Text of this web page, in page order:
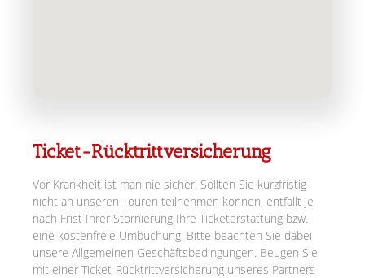
Ticket-Rücktrittversicherung
Vor Krankheit ist man nie sicher. Sollten Sie kurzfristig
nicht an unseren Touren teilnehmen können, entfällt je
nach Frist Ihrer Stornierung Ihre Ticketerstattung bzw.
eine kostenfreie Umbuchung. Bitte beachten Sie dabei
unsere Allgemeinen Geschäftsbedingungen. Beugen Sie
mit einer Ticket-Rücktrittversicherung unseres Partners